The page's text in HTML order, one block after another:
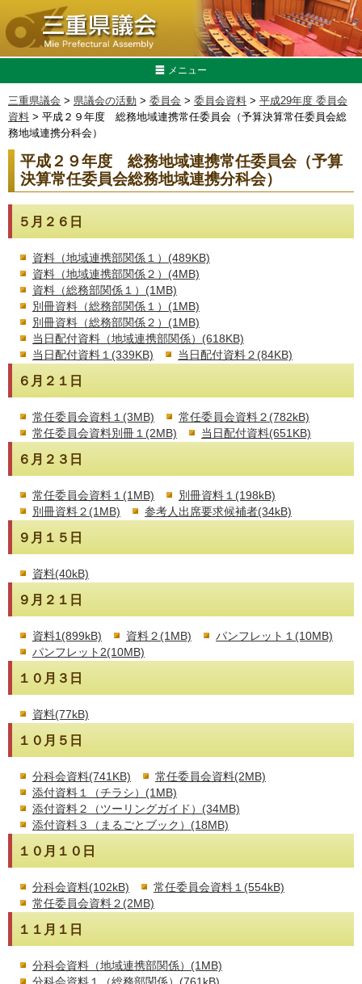
メニュー
三重県議会 > 県議会の活動 > 委員会 > 委員会資料 > 平成29年度 委員会
資料 > 平成２９年度 総務地域連携常任委員会（予算決算常任委員会総
務地域連携分科会）
平成２９年度 総務地域連携常任委員会（予算
決算常任委員会総務地域連携分科会）
５月２６日
資料（地域連携部関係１）(489KB)
資料（地域連携部関係２）(4MB)
資料（総務部関係１）(1MB)
別冊資料（総務部関係１）(1MB)
別冊資料（総務部関係２）(1MB)
当日配付資料（地域連携部関係）(618KB)
当日配付資料１(339KB)
当日配付資料２(84KB)
６月２１日
常任委員会資料１(3MB)
常任委員会資料２(782kB)
常任委員会資料別冊１(2MB)
当日配付資料(651KB)
６月２３日
常任委員会資料１(1MB)
別冊資料１(198kB)
別冊資料２(1MB)
参考人出席要求候補者(34kB)
９月１５日
資料(40kB)
９月２１日
資料1(899kB) 資料２(1MB)
パンフレット１(10MB)
パンフレット2(10MB)
１０月３日
資料(77kB)
１０月５日
分科会資料(741KB)
常任委員会資料(2MB)
添付資料１（チラシ）(1MB)
添付資料２（ツーリングガイド）(34MB)
添付資料３（まるごとブック）(18MB)
１０月１０日
分科会資料(102kB)
常任委員会資料１(554kB)
常任委員会資料２(2MB)
１１月１日
分科会資料（地域連携部関係）(1MB)